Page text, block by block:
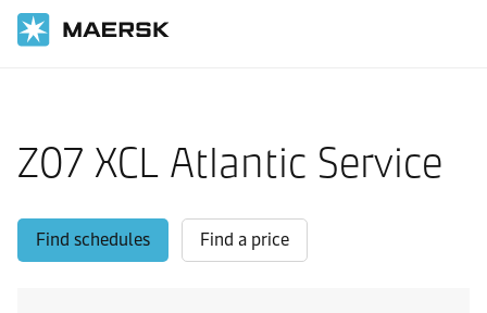
Z07 XCL Atlantic Service
Find schedules Find a price